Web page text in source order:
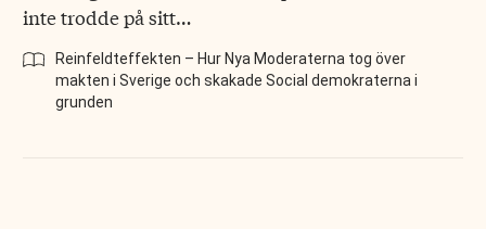
inte trodde på sitt…
Reinfeldteffekten – Hur Nya Moderaterna tog över
makten i Sverige och skakade Social­ demokraterna i
grunden